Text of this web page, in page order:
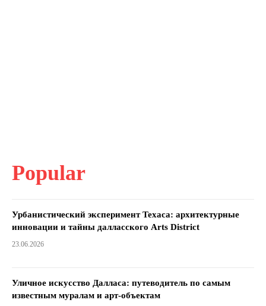
Popular
Урбанистический эксперимент Техаса: архитектурные
инновации и тайны далласского Arts District
23.06.2026
Уличное искусство Далласа: путеводитель по самым
известным муралам и арт-объектам